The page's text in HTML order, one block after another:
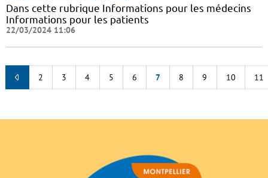
Dans cette rubrique Informations pour les médecins
Informations pour les patients
22/03/2024 11:06
2 3 4 5 6 7 8 9 10 11